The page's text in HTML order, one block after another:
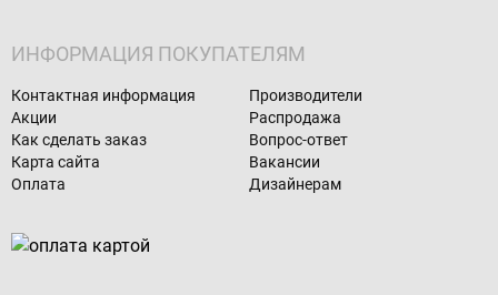
ИНФОРМАЦИЯ ПОКУПАТЕЛЯМ
Контактная информация
Производители
Акции
Распродажа
Как сделать заказ
Вопрос-ответ
Карта сайта
Вакансии
Оплата
Дизайнерам